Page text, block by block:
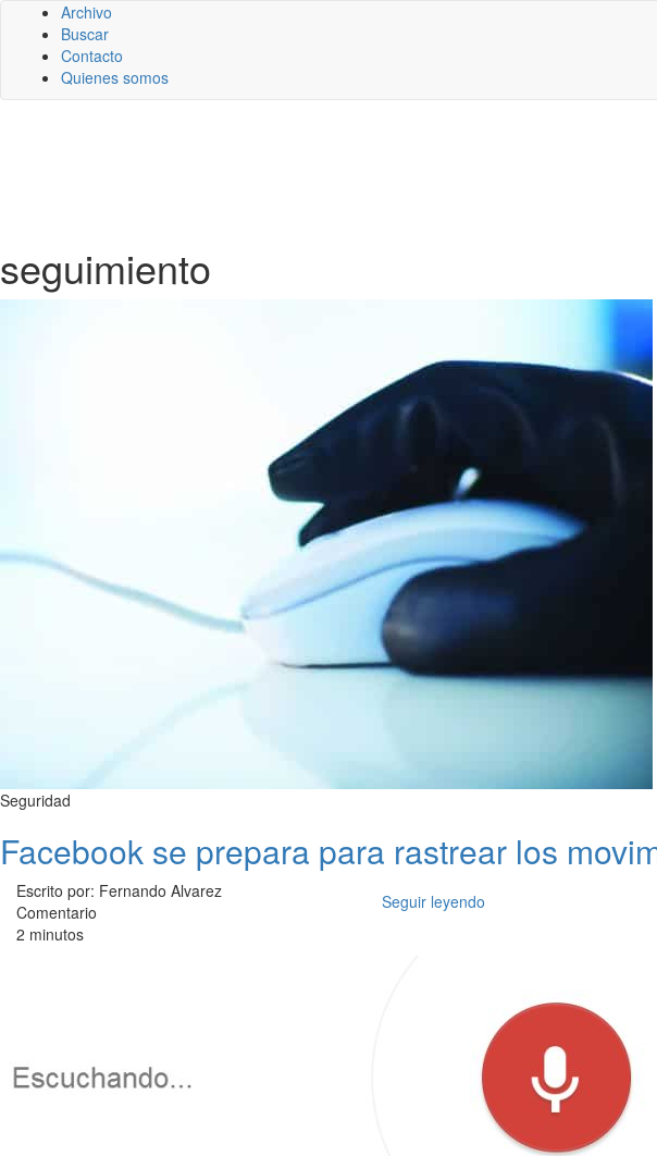
Archivo
Buscar
Contacto
Quienes somos
seguimiento
Seguridad
Facebook se prepara para rastrear los
Escrito por: Fernando Alvarez
Comentario
2 minutos
Seguir leyendo